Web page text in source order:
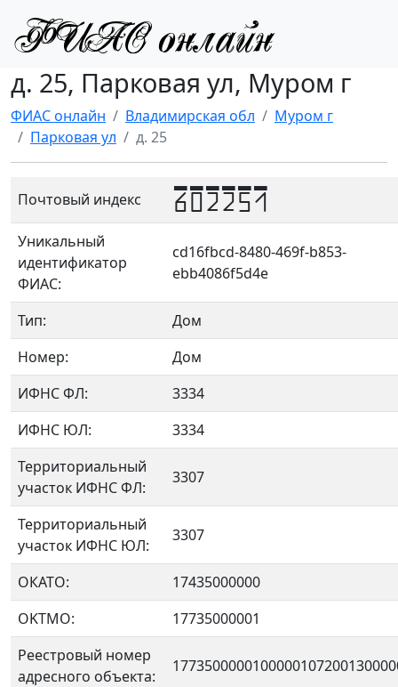
д. 25, Парковая ул, Муром г
ФИАС онлайн Владимирская обл
Муром г
Парковая ул
д. 25
Почтовый индекс 602251
Уникальный
идентификатор
ФИАС:
cd16fbcd-8480-469f-b853-
ebb4086f5d4e
Тип:
Дом
Номер:
Дом
ИФНС ФЛ:
3334
ИФНС ЮЛ:
3334
Территориальный
участок ИФНС ФЛ:
3307
Территориальный
участок ИФНС ЮЛ:
3307
ОКАТО:
17435000000
OKTMO:
17735000001
Реестровый номер
адресного объекта: